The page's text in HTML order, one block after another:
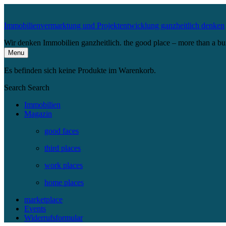
Immobilienvermarktung und Projektentwicklung ganzheitlich denken
Wir denken Immobilien ganzheitlich. the good place – more than a
Menu
Es befinden sich keine Produkte im Warenkorb.
Search Search
Immobilien
Magazin
good faces
third places
work places
home places
marketplace
Events
Widerrufsformular